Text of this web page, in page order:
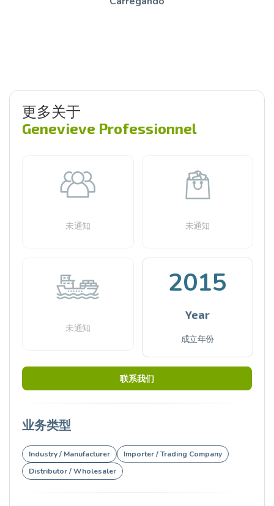
更多关于
Genevieve Professionnel
未通知 未通知
未通知
2015
Year
成立年份
联系我们
业务类型
Industry / Manufacturer
Importer / Trading Company
Distributor / Wholesaler